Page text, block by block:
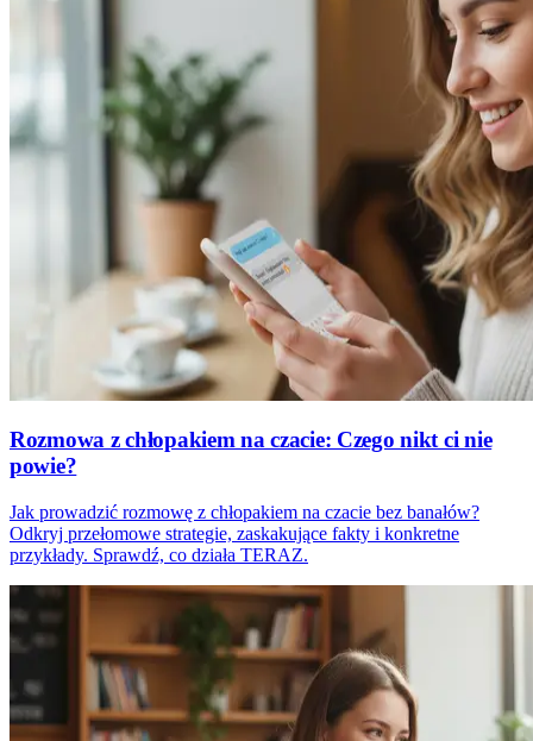
Rozmowa z chłopakiem na czacie: Czego nikt ci nie
powie?
Jak prowadzić rozmowę z chłopakiem na czacie bez banałów?
Odkryj przełomowe strategie, zaskakujące fakty i konkretne
przykłady. Sprawdź, co działa TERAZ.